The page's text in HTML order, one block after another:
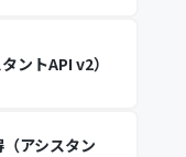
ントAPI v2）
アシスタン